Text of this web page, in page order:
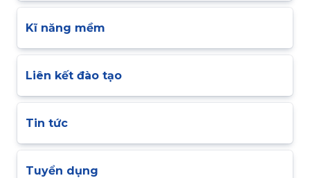
Kĩ năng mềm
Liên kết đào tạo
Tin tức
Tuyển dụng